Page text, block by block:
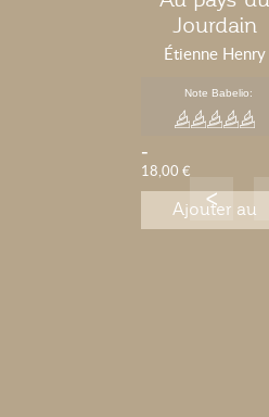
Jourdain
Étienne Henry
Note Babelio:
-
18,00 €
Ajouter au